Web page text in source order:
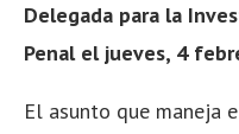
Delegada para la
Penal el jueves, 4
El asunto que maneja